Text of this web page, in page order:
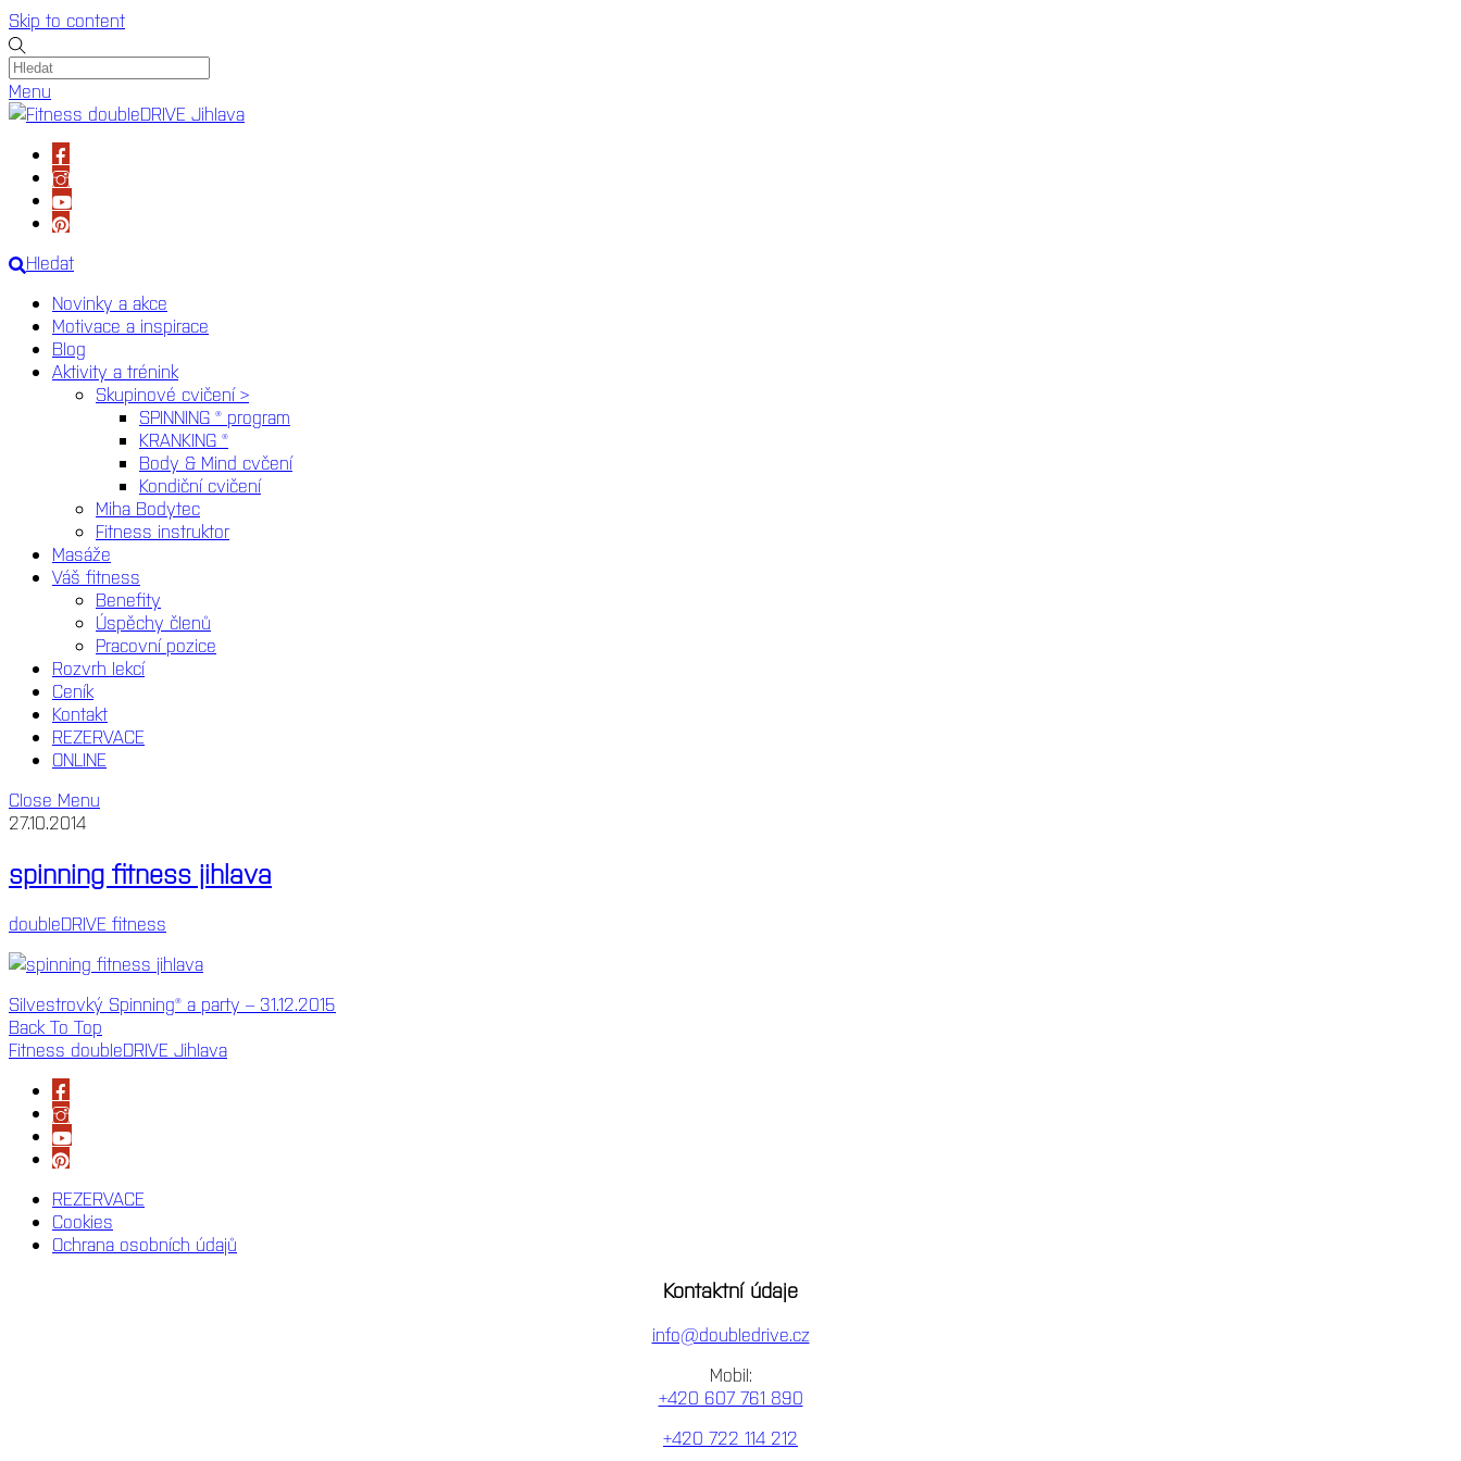
Skip to content
Menu
Hledat
Novinky a akce
Motivace a inspirace
Blog
Aktivity a trénink
Skupinové cvičení >
SPINNING ® program
KRANKING ®
Body & Mind cvčení
Kondiční cvičení
Miha Bodytec
Fitness instruktor
Masáže
Váš fitness
Benefity
Úspěchy členů
Pracovní pozice
Rozvrh lekcí
Ceník
Kontakt
REZERVACE
ONLINE
Close Menu
27.10.2014
spinning fitness jihlava
doubleDRIVE fitness
Silvestrovký Spinning® a party – 31.12.2015
Back To Top
Fitness doubleDRIVE Jihlava
REZERVACE
Cookies
Ochrana osobních údajů
Kontaktní údaje
info@doubledrive.cz
Mobil:
+420 607 761 890
+420 722 114 212